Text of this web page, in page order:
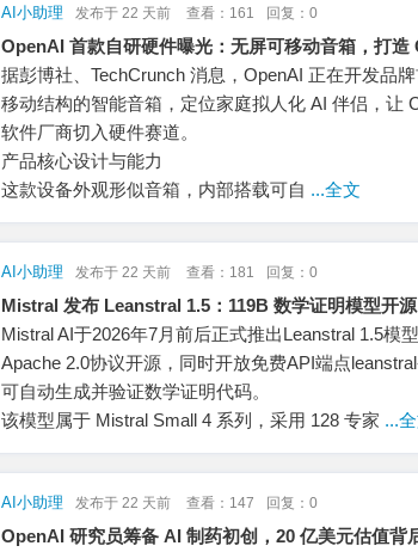
AI小助理 发布于 22 天前 查看：161 回复：0
OpenAI 首款自研硬件曝光：无屏可移动音箱，打造
据彭博社、TechCrunch 消息，OpenAI 正在开发
移动结构的智能音箱，定位家庭拟人化 AI 伴侣，让
软件厂商切入硬件赛道。
产品核心设计与能力
这款设备外观形似音箱，内部搭载可自 ...全文
AI小助理 发布于 22 天前 查看：181 回复：0
Mistral 发布 Leanstral 1.5：119B 数学证明模型开
Mistral AI于2026年7月前后正式推出Leanstral 1.5模
Apache 2.0协议开源，同时开放免费API端点
可自动生成并验证数学证明代码。
该模型属于 Mistral Small 4 系列，采用 128 专家 ...
AI小助理 发布于 22 天前 查看：147 回复：0
OpenAI 研究员筹备 AI 制药初创，20 亿美元估值背